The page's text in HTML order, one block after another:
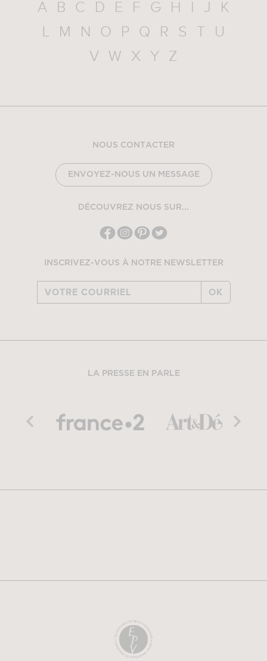
A B C D E F G H I J
K
L
M N O P Q R S T
U
V
W X Y Z
NOUS CONTACTER
ENVOYEZ-NOUS UN MESSAGE
DÉCOUVREZ NOUS SUR...
INSCRIVEZ-VOUS À NOTRE NEWSLETTER
OK
LA PRESSE EN PARLE